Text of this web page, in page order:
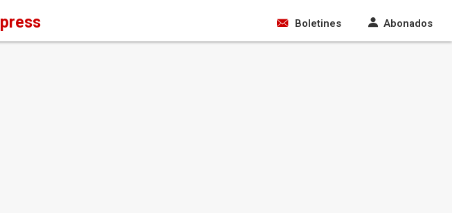
press Boletines Abonados